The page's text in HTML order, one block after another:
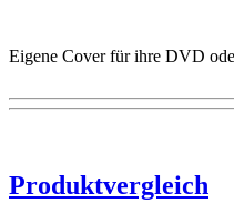
Eigene Cover für ihre DVD
Produktvergleich